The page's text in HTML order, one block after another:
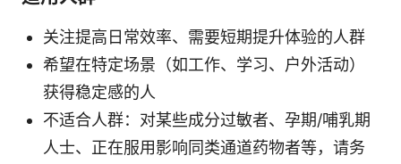
关注提高日常效率、需要短期提升体验的人群
希望在特定场景（如工作、学习、户外活动）
获得稳定感的人
不适合人群：对某些成分过敏者、孕期/哺乳期
人士、正在服用影响同类通道药物者等，请务